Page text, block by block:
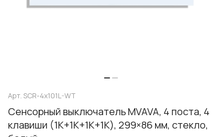
Арт. SCR-4x101L-WT
Сенсорный выключатель MVAVA, 4 поста, 4
клавиши (1К+1К+1К+1К), 299×86 мм, стекло,